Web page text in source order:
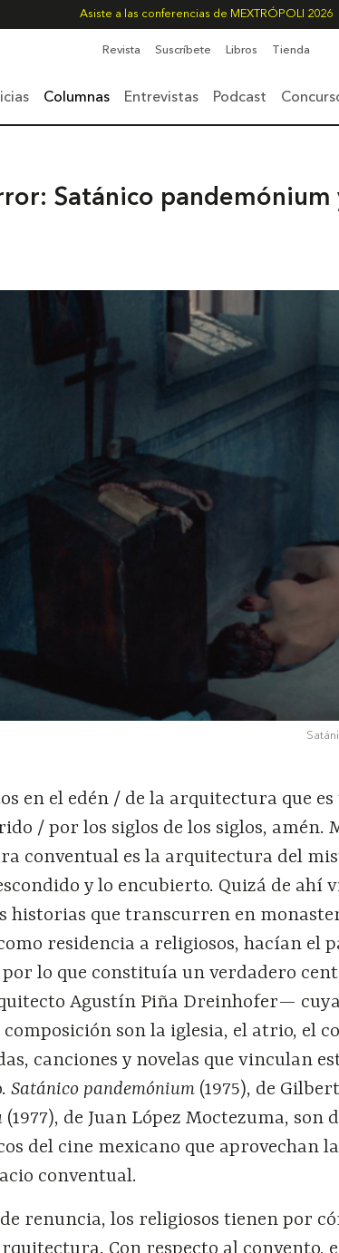
Asiste a las conferencias de MEXTRÓPOLI 2026
Revista Suscríbete Libros Tienda
Columnas Entrevistas Podcast
Satánico pandemónium
en el edén / de la arquitectura que
/ por los siglos de los siglos, amén.
conventual es la arquitectura del
y lo encubierto. Quizá de ahí
historias que transcurren en
residencia a religiosos, hacían el
lo que constituía un verdadero
Agustín Piña Dreinhofer—
son la iglesia, el atrio, el
canciones y novelas que vinculan
Satánico pandemónium (1975), de
(1977), de Juan López Moctezuma, son
del cine mexicano que aprovechan
conventual.
renuncia, los religiosos tienen por